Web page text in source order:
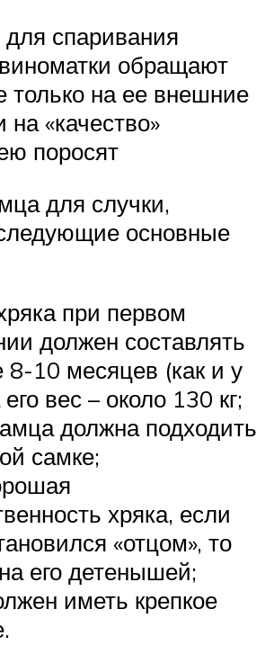
спаривания
обращают
только на ее внешние
«качество»
поросят
для случки,
основные
при первом
должен составлять
8-10 месяцев (как и у
вес – около 130 кг;
должна подходить
самке;
хряка, если
«отцом», то
его детенышей;
иметь крепкое